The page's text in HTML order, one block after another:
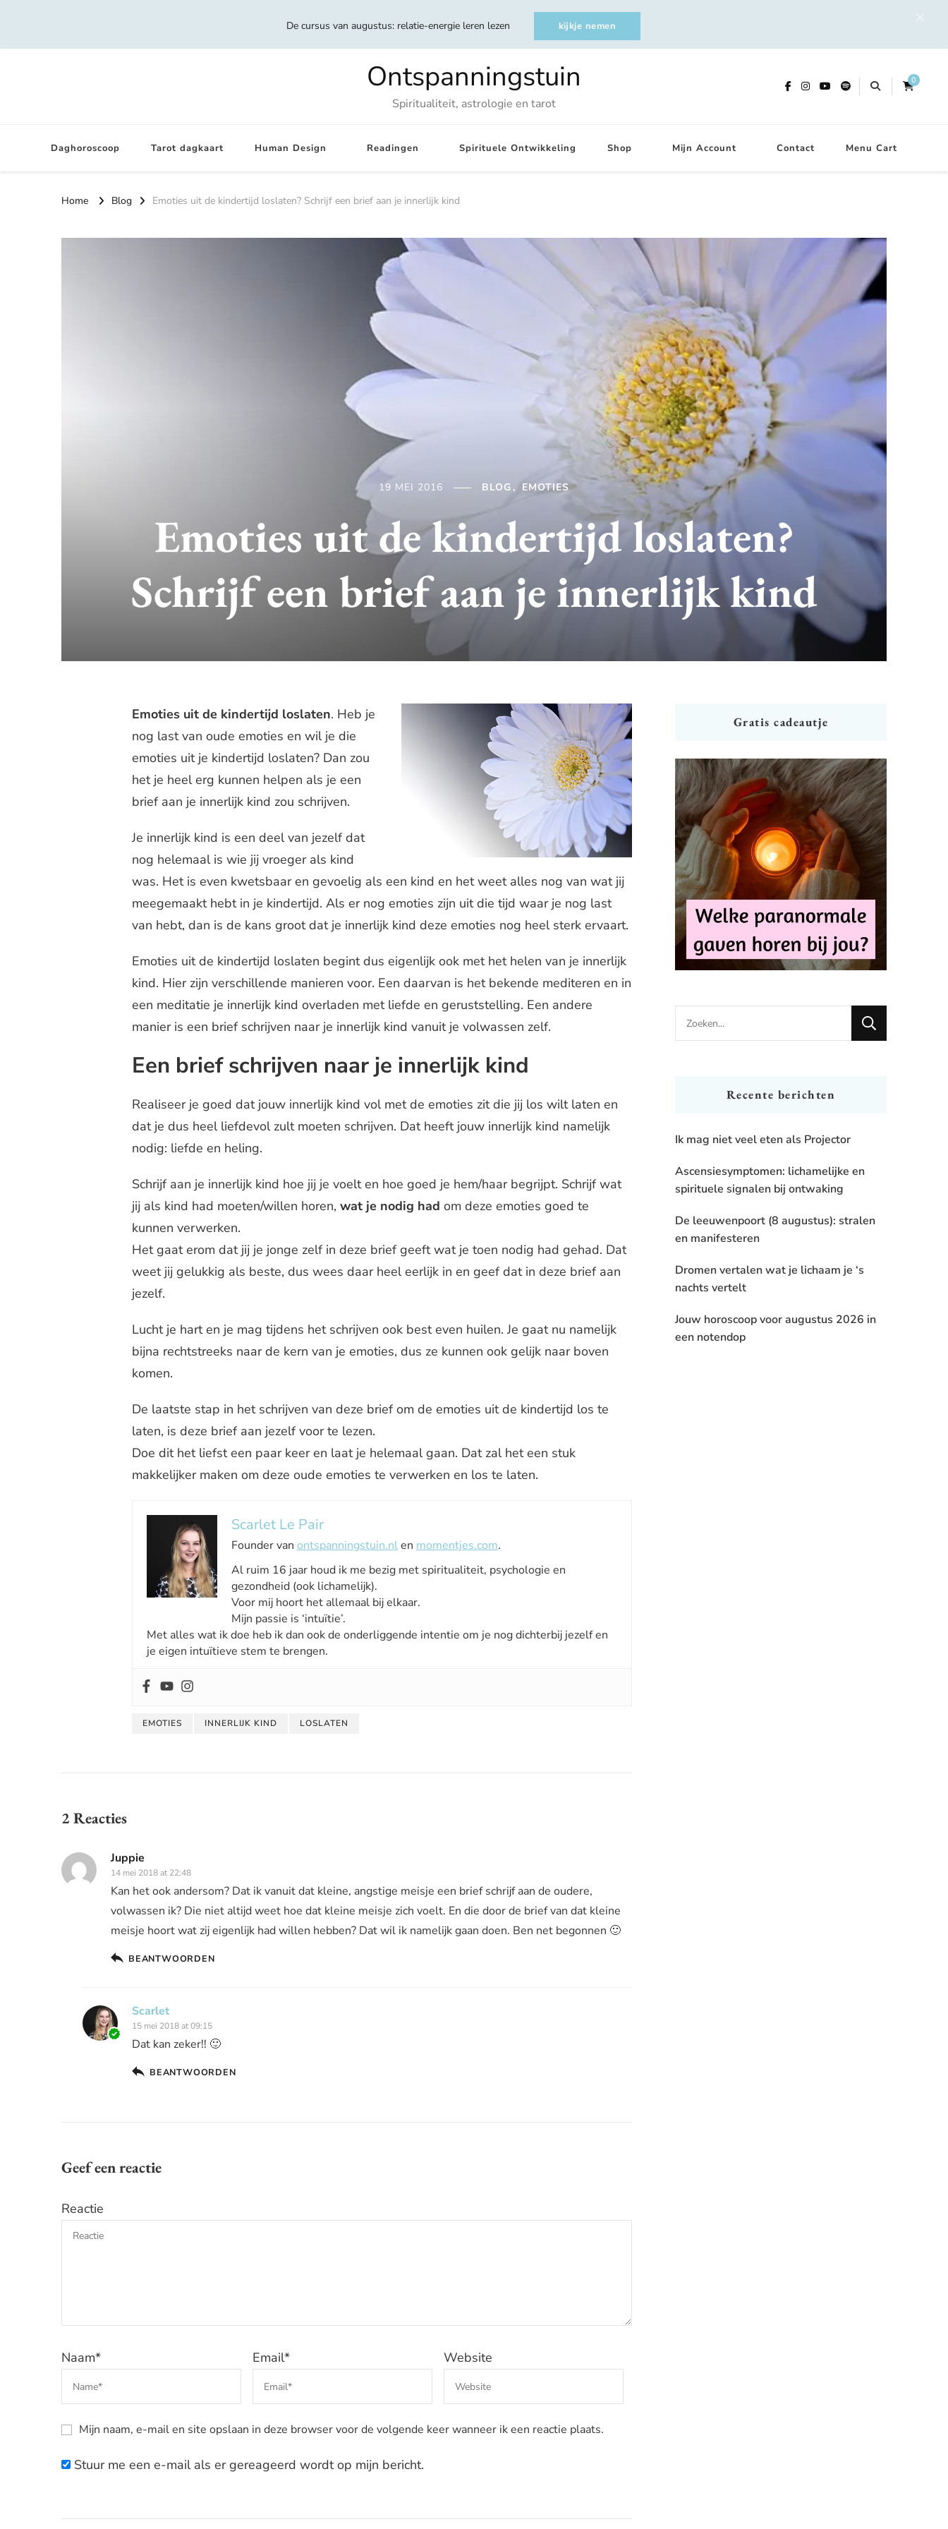
De cursus van augustus: relatie-energie leren lezen kijkje nemen
Ontspanningstuin
Spiritualiteit, astrologie en tarot
0
Daghoroscoop Tarot dagkaart Human Design Readingen Spirituele Ontwikkeling Shop Mijn Account Contact Menu Cart
Home Blog Emoties uit de kindertijd loslaten? Schrijf een brief aan je innerlijk kind
19 MEI 2016 BLOG EMOTIES
Emoties uit de kindertijd loslaten?
Schrijf een brief aan je innerlijk kind
Emoties uit de kindertijd loslaten. Heb je
nog last van oude emoties en wil je die
emoties uit je kindertijd loslaten? Dan zou
het je heel erg kunnen helpen als je een
brief aan je innerlijk kind zou schrijven.
Je innerlijk kind is een deel van jezelf dat
nog helemaal is wie jij vroeger als kind
was. Het is even kwetsbaar en gevoelig als een kind en het weet alles nog van wat jij
meegemaakt hebt in je kindertijd. Als er nog emoties zijn uit die tijd waar je nog last
van hebt, dan is de kans groot dat je innerlijk kind deze emoties nog heel sterk ervaart.
Emoties uit de kindertijd loslaten begint dus eigenlijk ook met het helen van je innerlijk
kind. Hier zijn verschillende manieren voor. Een daarvan is het bekende mediteren en in
een meditatie je innerlijk kind overladen met liefde en geruststelling. Een andere
manier is een brief schrijven naar je innerlijk kind vanuit je volwassen zelf.
Een brief schrijven naar je innerlijk kind
Realiseer je goed dat jouw innerlijk kind vol met de emoties zit die jij los wilt laten en
dat je dus heel liefdevol zult moeten schrijven. Dat heeft jouw innerlijk kind namelijk
nodig: liefde en heling.
Schrijf aan je innerlijk kind hoe jij je voelt en hoe goed je hem/haar begrijpt. Schrijf wat
jij als kind had moeten/willen horen, wat je nodig had om deze emoties goed te
kunnen verwerken.
Het gaat erom dat jij je jonge zelf in deze brief geeft wat je toen nodig had gehad. Dat
weet jij gelukkig als beste, dus wees daar heel eerlijk in en geef dat in deze brief aan
jezelf.
Lucht je hart en je mag tijdens het schrijven ook best even huilen. Je gaat nu namelijk
bijna rechtstreeks naar de kern van je emoties, dus ze kunnen ook gelijk naar boven
komen.
De laatste stap in het schrijven van deze brief om de emoties uit de kindertijd los te
laten, is deze brief aan jezelf voor te lezen.
Doe dit het liefst een paar keer en laat je helemaal gaan. Dat zal het een stuk
makkelijker maken om deze oude emoties te verwerken en los te laten.
Scarlet Le Pair
Founder van ontspanningstuin.nlen momentjes.com.
Al ruim 16 jaar houd ik me bezig met spiritualiteit, psychologie en
gezondheid (ook lichamelijk).
Voor mij hoort het allemaal bij elkaar.
Mijn passie is ‘intuïtie’.
Met alles wat ik doe heb ik dan ook de onderliggende intentie om je nog dichterbij jezelf en
je eigen intuïtieve stem te brengen.
EMOTIES INNERLIJK KIND LOSLATEN
2 Reacties
Juppie
14 mei 2018 at 22:48
Kan het ook andersom? Dat ik vanuit dat kleine, angstige meisje een brief schrijf aan de oudere,
volwassen ik? Die niet altijd weet hoe dat kleine meisje zich voelt. En die door de brief van dat kleine
meisje hoort wat zij eigenlijk had willen hebben? Dat wil ik namelijk gaan doen. Ben net begonnen 🙂
BEANTWOORDEN
Scarlet
15 mei 2018 at 09:15
Dat kan zeker!! 🙂
BEANTWOORDEN
Geef een reactie
Reactie
Naam* Email* Website
Mijn naam, e-mail en site opslaan in deze browser voor de volgende keer wanneer ik een reactie plaats.
Stuur me een e-mail als er gereageerd wordt op mijn bericht.
Gratis cadeautje
Looking
for
Recente berichten
Ik mag niet veel eten als Projector
Ascensiesymptomen: lichamelijke en
spirituele signalen bij ontwaking
De leeuwenpoort (8 augustus): stralen
en manifesteren
Dromen vertalen wat je lichaam je ‘s
nachts vertelt
Jouw horoscoop voor augustus 2026 in
een notendop